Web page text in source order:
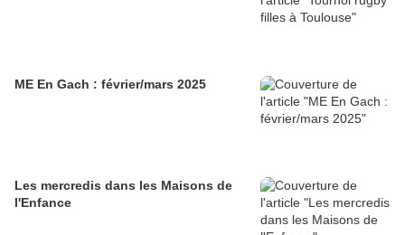
ME En Gach : février/mars 2025
Les mercredis dans les Maisons de
l'Enfance